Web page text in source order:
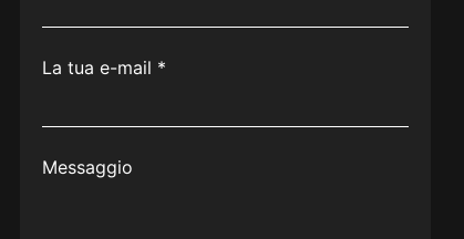
La tua e-mail *
Messaggio